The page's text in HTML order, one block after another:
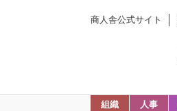
商人舎公式サイト
組織 人事